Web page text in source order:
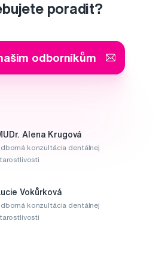
poradit?
odborníkům
Alena Krugová
konzultácia dentálnej
Lucie Vokůrková
konzultácia dentálnej